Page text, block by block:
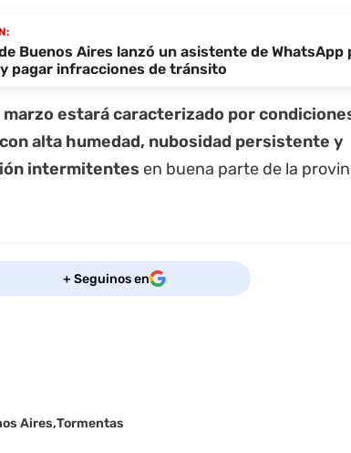
Buenos Aires lanzó un asistente de WhatsApp
pagar infracciones de tránsito
estará caracterizado por
alta humedad, nubosidad persistente y
intermitentes en buena parte de la
+ Seguinos en
Aires Tormentas